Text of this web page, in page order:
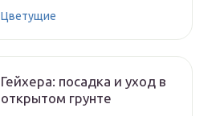
Цветущие
Гейхера: посадка и уход в
открытом грунте